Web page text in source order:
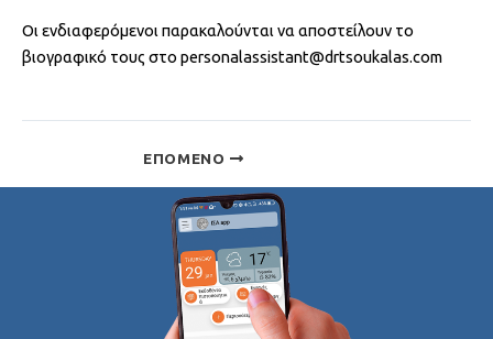
Οι ενδιαφερόμενοι παρακαλούνται να αποστείλουν το
βιογραφικό τους στο personalassistant@drtsoukalas.com
ΕΠΌΜΕΝΟ